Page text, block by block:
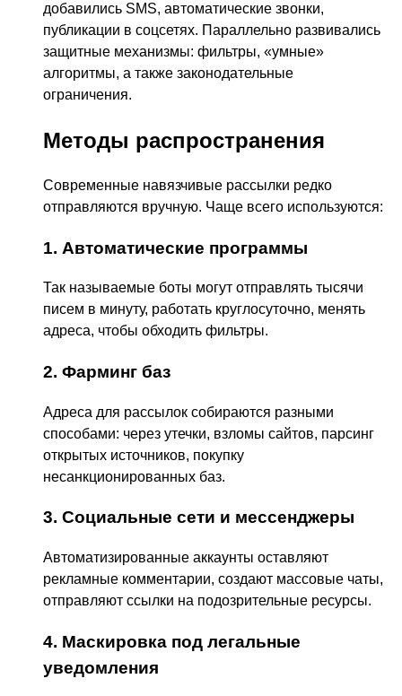
добавились SMS, автоматические звонки,
публикации в соцсетях. Параллельно развивались
защитные механизмы: фильтры, «умные»
алгоритмы, а также законодательные
ограничения.
Методы распространения
Современные навязчивые рассылки редко
отправляются вручную. Чаще всего используются:
1. Автоматические программы
Так называемые боты могут отправлять тысячи
писем в минуту, работать круглосуточно, менять
адреса, чтобы обходить фильтры.
2. Фарминг баз
Адреса для рассылок собираются разными
способами: через утечки, взломы сайтов, парсинг
открытых источников, покупку
несанкционированных баз.
3. Социальные сети и мессенджеры
Автоматизированные аккаунты оставляют
рекламные комментарии, создают массовые чаты,
отправляют ссылки на подозрительные ресурсы.
4. Маскировка под легальные
уведомления